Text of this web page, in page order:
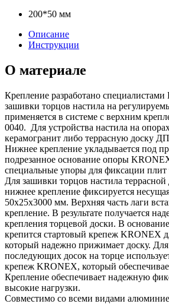
200*50 мм
Описание
Инструкции
О материале
Крепление разработано
зашивки торцов настила на
применяется в системе с верхним
0040. Для устройства настила на
керамогранит либо террасную доску
Нижнее крепление укладывается под
подрезанное основание опоры
специальные упоры для фиксации
Для зашивки торцов настила
нижнее крепление фиксируется
50х25х3000 мм. Верхняя часть лаги
крепление. В результате получается
крепления торцевой доски. В
крепится стартовый крепеж KRONEX
который надежно прижимает доску.
последующих досок на торце
крепеж KRONEX, который
Крепление обеспечивает надежную
высокие нагрузки.
Совместимо со всеми видами